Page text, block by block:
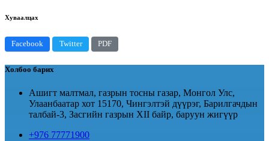
Хуваалцах
Facebook Twitter PDF
Холбоо барих
Ашигт малтмал, газрын тосны газар, Монгол Улс,
Улаанбаатар хот 15170, Чингэлтэй дүүрэг, Барилгачдын
талбай-3, Засгийн газрын XII байр, баруун жигүүр
+976 77771900